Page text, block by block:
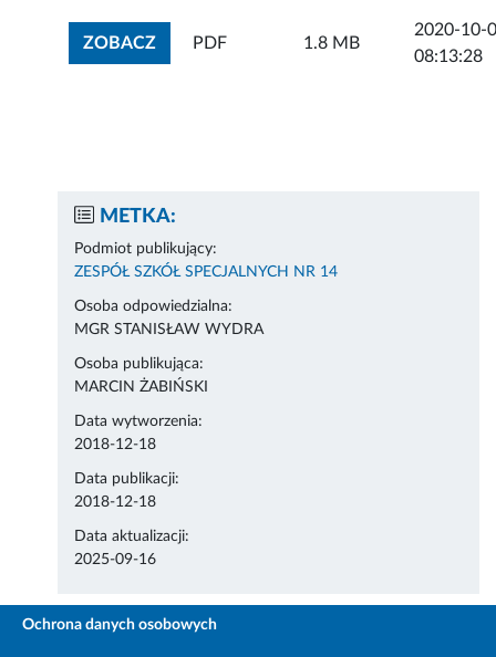
ZOBACZZOBACZ ZAŁĄCZNIK
PDF 1.8 MB
2020-10-
08:13:28
METKA:
Podmiot publikujący:
ZESPÓŁ SZKÓŁ SPECJALNYCH NR 14
Osoba odpowiedzialna:
MGR STANISŁAW WYDRA
Osoba publikująca:
MARCIN ŻABIŃSKI
Data wytworzenia:
2018-12-18
Data publikacji:
2018-12-18
Data aktualizacji:
2025-09-16
Ochrona danych osobowych